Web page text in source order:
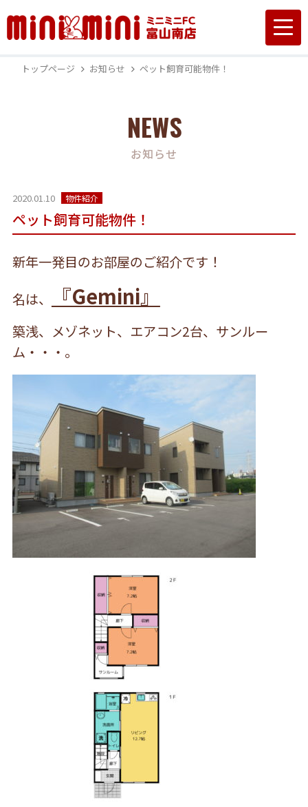
トップページ お知らせ ペット飼育可能物件！
NEWS
お知らせ
2020.01.10 物件紹介
ペット飼育可能物件！
新年一発目のお部屋のご紹介です！
名は、
『Gemini』
築浅、メゾネット、エアコン2台、サンルー
ム・・・。